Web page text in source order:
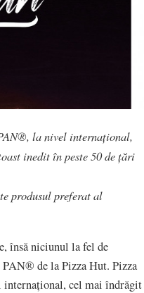
la nivel internațional,
inedit în peste 50 de țări
produsul preferat al
însă niciunul la fel de
de la Pizza Hut. Pizza
internațional, cel mai îndrăgit